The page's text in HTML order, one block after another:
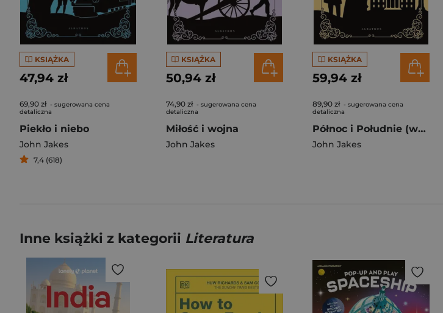
KSIĄŻKA
47,94 zł
69,90 zł - sugerowana cena
detaliczna
Piekło i niebo
John Jakes
7,4 (618)
KSIĄŻKA
50,94 zł
74,90 zł - sugerowana cena
detaliczna
Miłość i wojna
John Jakes
KSIĄŻKA
59,94 zł
89,90 zł - sugerowana cena
detaliczna
Północ i Południe (wydanie limitowane)
John Jakes
Inne książki z kategorii Literatura